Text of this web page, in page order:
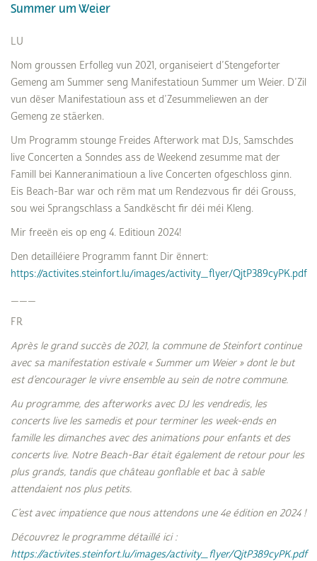
Summer um Weier
LU
Nom groussen Erfolleg vun 2021, organiseiert d’Stengeforter
Gemeng am Summer seng Manifestatioun Summer um Weier. D’Zil
vun dëser Manifestatioun ass et d’Zesummeliewen an der
Gemeng ze stäerken.
Um Programm stounge Freides Afterwork mat DJs, Samschdes
live Concerten a Sonndes ass de Weekend zesumme mat der
Famill bei Kanneranimatioun a live Concerten ofgeschloss ginn.
Eis Beach-Bar war och rëm mat um Rendezvous fir déi Grouss,
sou wei Sprangschlass a Sandkëscht fir déi méi Kleng.
Mir freeën eis op eng 4. Editioun 2024!
Den detailléiere Programm fannt Dir ënnert:
https://activites.steinfort.lu/images/activity_flyer/QjtP389cyPK.pdf
FR
Après le grand succès de 2021, la commune de Steinfort continue
avec sa manifestation estivale « Summer um Weier » dont le but
est d’encourager le vivre ensemble au sein de notre commune.
Au programme, des afterworks avec DJ les vendredis, les
concerts live les samedis et pour terminer les week-ends en
famille les dimanches avec des animations pour enfants et des
concerts live. Notre Beach-Bar était également de retour pour les
plus grands, tandis que château gonflable et bac à sable
attendaient nos plus petits.
C’est avec impatience que nous attendons une 4e édition en 2024 !
Découvrez le programme détaillé ici :
https://activites.steinfort.lu/images/activity_flyer/QjtP389cyPK.pdf